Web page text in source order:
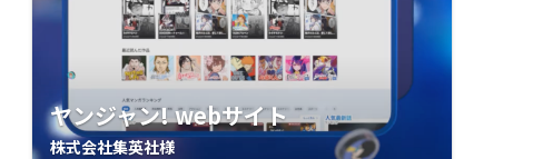
ヤンジャン! webサイト
株式会社集英社様